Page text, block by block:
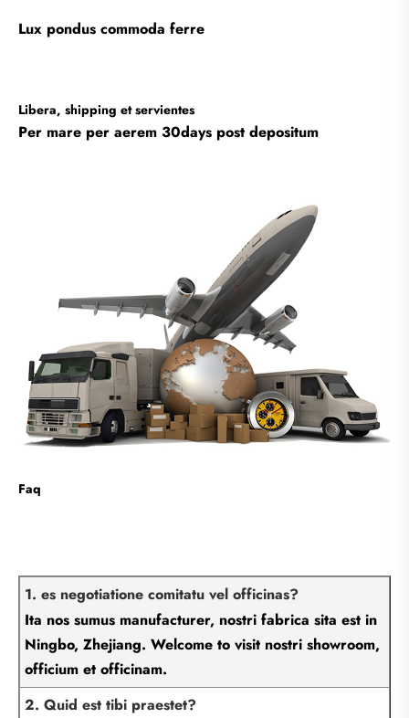
Lux pondus commoda ferre
Libera, shipping et servientes
Per mare per aerem 30days post depositum
Faq
1. es negotiatione comitatu vel officinas?
Ita nos sumus manufacturer, nostri fabrica sita est in
Ningbo, Zhejiang. Welcome to visit nostri showroom,
officium et officinam.
2. Quid est tibi praestet?